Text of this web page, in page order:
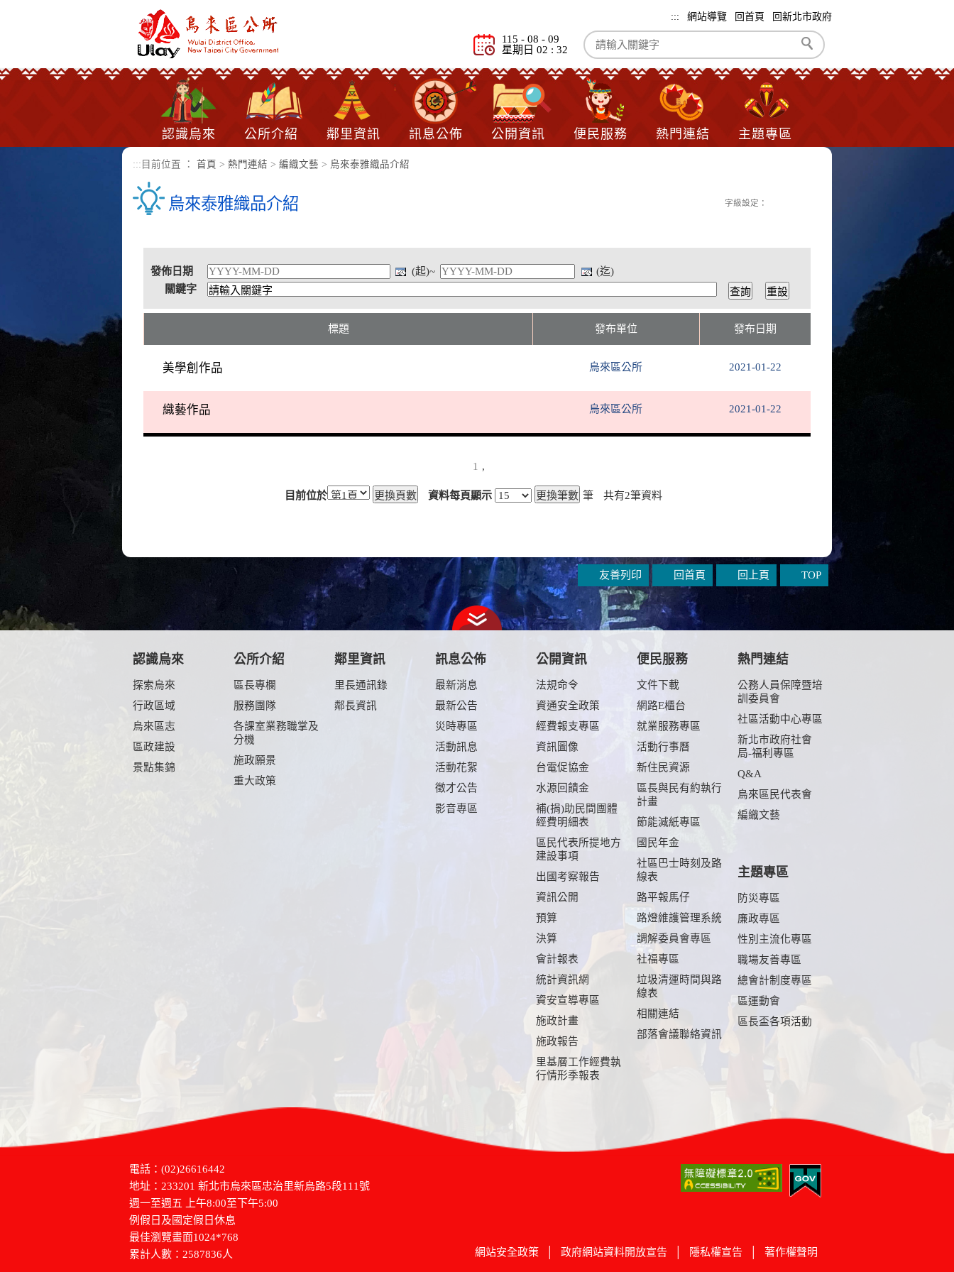
::: 網站導覽 回首頁 回新北市政府
115 - 08 - 09
星期日 02 : 32
認識烏來 公所介紹 鄰里資訊 訊息公佈 公開資訊 便民服務 熱門連結 主題專區
::: 目前位置 ： 首頁 > 熱門連結 > 編織文藝 > 烏來泰雅織品介紹
烏來泰雅織品介紹 字級設定：
發佈日期 (起)~
(迄)
關鍵字
標題 發布單位 發布日期
美學創作品 烏來區公所 2021-01-22
織藝作品 烏來區公所 2021-01-22
1 ,
目前位於 資料每頁顯示 筆 共有2筆資料
友善列印 回首頁 回上頁 TOP
認識烏來
探索烏來
行政區域
烏來區志
區政建設
景點集錦
公所介紹
區長專欄
服務團隊
各課室業務職掌及
分機
施政願景
重大政策
鄰里資訊
里長通訊錄
鄰長資訊
訊息公佈
最新消息
最新公告
災時專區
活動訊息
活動花絮
徵才公告
影音專區
公開資訊
法規命令
資通安全政策
經費報支專區
資訊圖像
台電促協金
水源回饋金
補(捐)助民間團體
經費明細表
區民代表所提地方
建設事項
出國考察報告
資訊公開
預算
決算
會計報表
統計資訊網
資安宣導專區
施政計畫
施政報告
里基層工作經費執
行情形季報表
便民服務
文件下載
網路E櫃台
就業服務專區
活動行事曆
新住民資源
區長與民有約執行
計畫
節能減紙專區
國民年金
社區巴士時刻及路
線表
路平報馬仔
路燈維護管理系統
調解委員會專區
社福專區
垃圾清運時間與路
線表
相關連結
部落會議聯絡資訊
熱門連結
公務人員保障暨培
訓委員會
社區活動中心專區
新北市政府社會
局-福利專區
Q&A
烏來區民代表會
編織文藝
主題專區
防災專區
廉政專區
性別主流化專區
職場友善專區
總會計制度專區
區運動會
區長盃各項活動
網站安全政策 政府網站資料開放宣告 隱私權宣告 著作權聲明
電話：(02)26616442
地址：233201 新北市烏來區忠治里新烏路5段111號
週一至週五 上午8:00至下午5:00
例假日及國定假日休息
最佳瀏覽畫面1024*768
累計人數：2587836人